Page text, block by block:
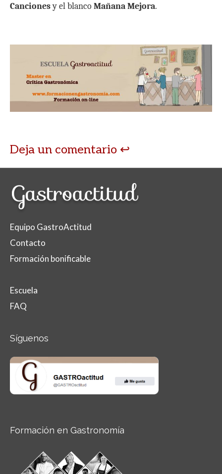
Cancionesy el blancoMañana Mejora.
Deja un comentario
Equipo GastroActitud
Contacto
Formación bonificable
Escuela
FAQ
Síguenos
Formación en Gastronomía